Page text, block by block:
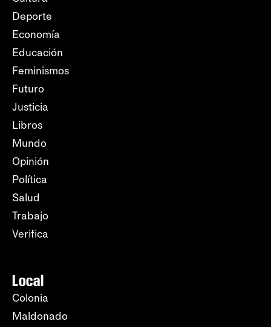
Deporte
Economía
Educación
Feminismos
Futuro
Justicia
Libros
Mundo
Opinión
Política
Salud
Trabajo
Verifica
Local
Colonia
Maldonado